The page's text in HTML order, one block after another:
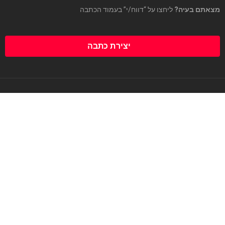
מצאתם בעיה? ליחצו על “דווח/י” בעמוד הכתבה
יצירת כתבה